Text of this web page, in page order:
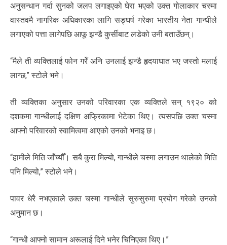
अनुसन्धान गर्दा सुनको जलप लगाइएको घेरा भएको उक्त गोलाकार चस्मा
वास्तवमै नागरिक अधिकारका लागि सङ्घर्ष गरेका भारतीय नेता गान्धीले
लगाएको पत्ता लागेपछि आफू झन्डै कुर्सीबाट लडेको उनी बताउँछन्।
“मैले ती व्यक्तिलाई फोन गरेँ अनि उनलाई झन्डै हृदयाघात भए जस्तो मलाई
लाग्छ,” स्टोले भने।
ती व्यक्तिका अनुसार उनको परिवारका एक व्यक्तिले सन् १९२० को
दशकमा गान्धीलाई दक्षिण अफ्रिकामा भेटेका थिए। त्यसपछि उक्त चस्मा
आफ्नो परिवारको स्वामित्वमा आएको उनको भनाइ छ।
“हामीले मिति जाँच्यौँ। सबै कुरा मिल्यो, गान्धीले चस्मा लगाउन थालेको मिति
पनि मिल्यो,” स्टोले भने।
पावर धेरै नभएकाले उक्त चस्मा गान्धीले सुरुसुरुमा प्रयोग गरेको उनको
अनुमान छ।
“गान्धी आफ्नो सामान अरूलाई दिने भनेर चिनिएका थिए।”